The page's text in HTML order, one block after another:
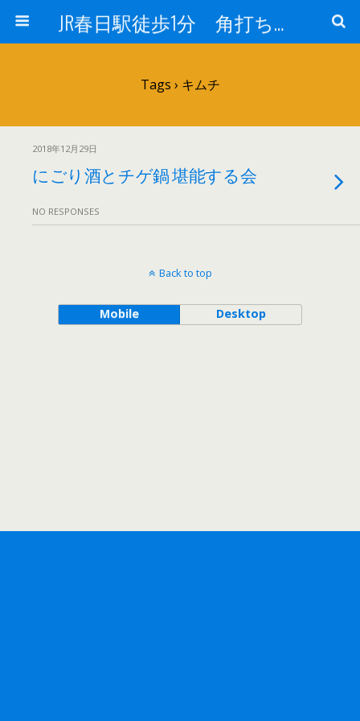
JR春日駅徒歩1分 角打ち 酒のフヨー
Tags › キムチ
2018年12月29日
にごり酒とチゲ鍋 堪能する会
NO RESPONSES
Back to top
Mobile Desktop